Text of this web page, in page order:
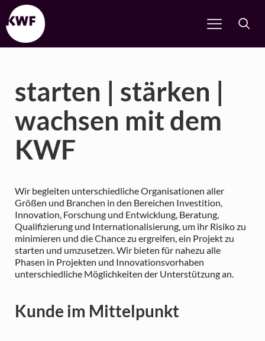
starten | stärken |
wachsen mit dem
KWF
Wir begleiten unterschiedliche Organisationen aller
Größen und Branchen in den Bereichen Investition,
Innovation, Forschung und Entwicklung, Beratung,
Qualifizierung und Internationalisierung, um ihr Risiko zu
minimieren und die Chance zu ergreifen, ein Projekt zu
starten und umzusetzen. Wir bieten für nahezu alle
Phasen in Projekten und Innovationsvorhaben
unterschiedliche Möglichkeiten der Unterstützung an.
Kunde im Mittelpunkt